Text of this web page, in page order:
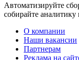
Автоматизируйте
собирайте аналитику
О компании
Наши вакансии
Партнерам
Реклама на